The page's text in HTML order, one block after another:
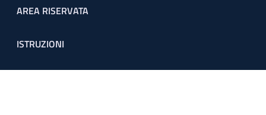
Footer menu
AREA RISERVATA
ISTRUZIONI